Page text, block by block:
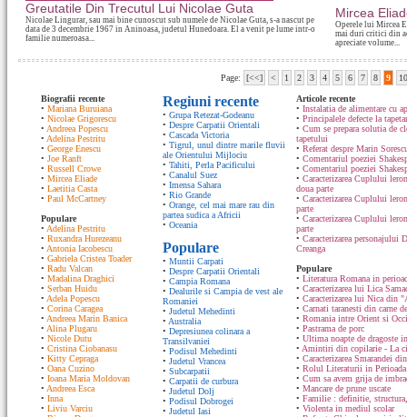
Greutatile Din Trecutul Lui Nicolae Guta
Nicolae Lingurar, sau mai bine cunoscut sub numele de Nicolae Guta, s-a nascut pe
data de 3 decembrie 1967 in Aninoasa, judetul Hunedoara. El a venit pe lume intr-o
familie numeroasa...
Mircea
Operele lui Mircea
mai duri critici din
apreciate volume...
Page: [<<] < 1 2 3 4 5 6 7 8 9 10
Biografii recente
• Mariana Buruiana
• Nicolae Grigorescu
• Andreea Popescu
• Adelina Pestritu
• George Enescu
• Joe Ranft
• Russell Crowe
• Mircea Eliade
• Laetitia Casta
• Paul McCartney
Populare
• Adelina Pestritu
• Ruxandra Hurezeanu
• Antonia Iacobescu
• Gabriela Cristea Toader
• Radu Valcan
• Madalina Draghici
• Serban Huidu
• Adela Popescu
• Corina Caragea
• Andreea Marin Banica
• Alina Plugaru
• Nicole Dutu
• Cristina Ciobanasu
• Kitty Cepraga
• Oana Cuzino
• Ioana Maria Moldovan
• Andreea Esca
• Inna
• Liviu Varciu
Regiuni recente
• Grupa Retezat-Godeanu
• Despre Carpatii Orientali
• Cascada Victoria
• Tigrul, unul dintre marile fluvii
ale Orientului Mijlociu
• Tahiti, Perla Pacificului
• Canalul Suez
• Imensa Sahara
• Rio Grande
• Orange, cel mai mare rau din
partea sudica a Africii
• Oceania
Populare
• Muntii Carpati
• Despre Carpatii Orientali
• Campia Romana
• Dealurile si Campia de vest ale
Romaniei
• Judetul Mehedinti
• Australia
• Depresiunea colinara a
Transilvaniei
• Podisul Mehedinti
• Judetul Vrancea
• Subcarpatii
• Carpatii de curbura
• Judetul Dolj
• Podisul Dobrogei
• Judetul Iasi
Articole recente
• Instalatia de alimentare cu
• Principalele defecte la
• Cum se prepara solutia de
tapetului
• Referat despre Marin
• Comentariul poeziei
• Comentariul poeziei
• Caracterizarea Cuplului
doua parte
• Caracterizarea Cuplului
parte
• Caracterizarea Cuplului
parte
• Caracterizarea personajului
Creanga
Populare
• Literatura Romana in
• Caracterizarea lui Lica
• Caracterizarea lui Nica din
• Carnati taranesti din carne
• Romania intre Orient si
• Pastrama de porc
• Ultima noapte de dragoste
• Amintiri din copilarie - La
• Caracterizarea Smarandei
• Rolul Literaturii in Perioada
• Cum sa avem grija de
• Mancare de prune uscate
• Familie : definitie,
• Violenta in mediul scolar